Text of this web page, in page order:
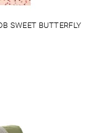
SWEET BUTTERFLY